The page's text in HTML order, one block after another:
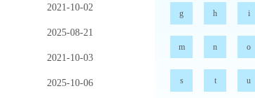
2021-10-02
2025-08-21
2021-10-03
2025-10-06
g h i
m n o
s t u